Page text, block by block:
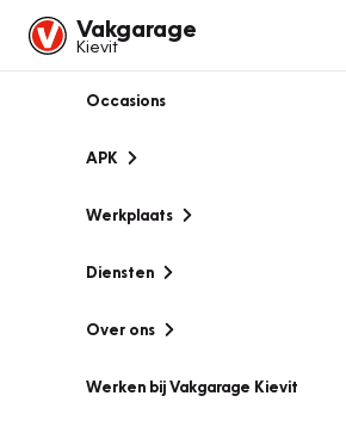
Vakgarage
Kievit
Occasions
APK
Werkplaats
Diensten
Over ons
Werken bij Vakgarage Kievit